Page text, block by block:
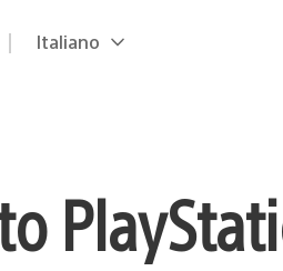
Seleziona
Regione
Italiano